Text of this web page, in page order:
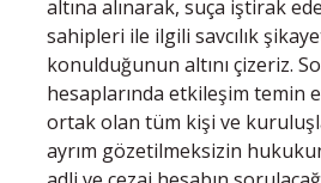
altına alınarak, suça iştirak
sahipleri ile ilgili savcılık
konulduğunun altını çizeriz.
hesaplarında etkileşim temin
ortak olan tüm kişi ve
ayrım gözetilmeksizin